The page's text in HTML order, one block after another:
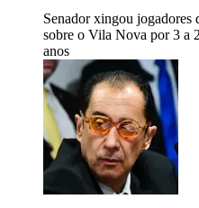
Senador xingou
sobre o Vila Nova por 3 a
anos